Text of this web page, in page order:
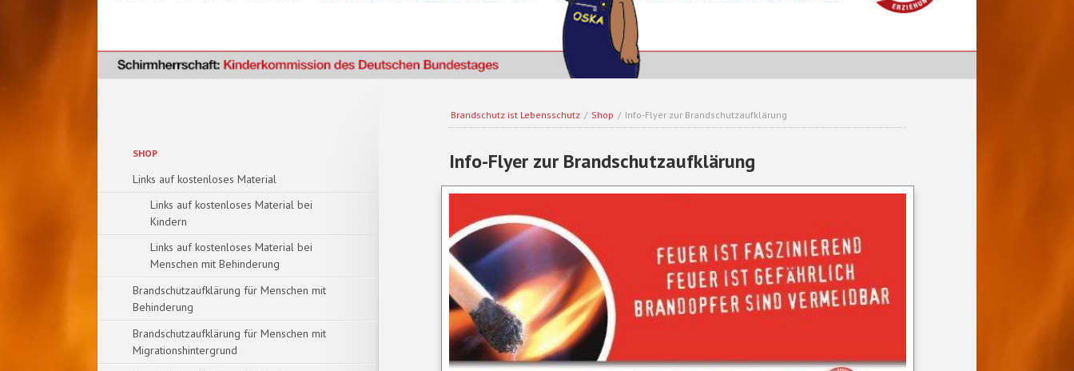
Brandschutz ist Lebensschutz / Shop / Info-Flyer zur Brandschutzaufklärung
Info-Flyer zur Brandschutzaufklärung
Navigation
SHOP
Links auf kostenloses Material
Links auf kostenloses Material bei
Kindern
Links auf kostenloses Material bei
Menschen mit Behinderung
Brandschutzaufklärung für Menschen mit
Behinderung
Brandschutzaufklärung für Menschen mit
Migrationshintergrund